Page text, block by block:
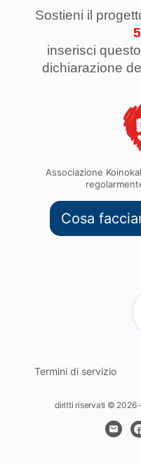
Sostieni il
inserisci
dichiarazione
Associazione
Cosa
Termini di servizio
diritti riservati © 2026 -